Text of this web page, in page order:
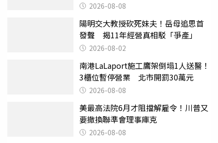
2026-08-08
陽明交大教授砍死妹夫！岳母追思首
發聲 揭11年經營真相駁「爭產」
2026-08-02
南港LaLaport施工鷹架倒塌1人送醫！
3櫃位暫停營業 北市開罰30萬元
2026-08-08
美最高法院6月才阻擋解雇令！川普又
要撤換聯準會理事庫克
2026-08-08